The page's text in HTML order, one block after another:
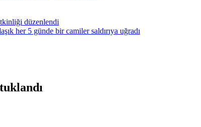
düzenlendi
her 5 günde bir camiler saldırıya uğradı